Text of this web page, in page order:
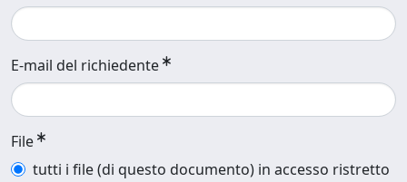
E-mail del richiedente
File
tutti i file (di questo documento) in accesso ristretto